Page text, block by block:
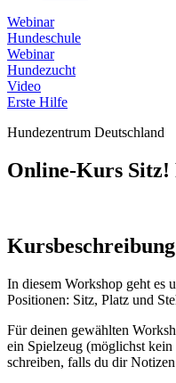
Webinar
Hundeschule
Webinar
Hundezucht
Video
Erste Hilfe
Hundezentrum Deutschland
Online-Kurs Sitz!
Kursbeschreibung
In diesem Workshop geht es
Positionen: Sitz, Platz und
Für deinen gewählten
ein Spielzeug (möglichst
schreiben, falls du dir